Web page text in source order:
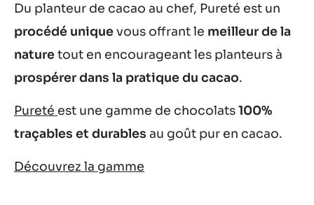
Du planteur de cacao au chef, Pureté est un
procédé uniquevous offrant le meilleur de la
naturetout en encourageant les planteurs à
prospérer dans la pratique du cacao.
Pureté est une gamme de chocolats100%
traçables et durables au goût pur en cacao.
Découvrez la gamme